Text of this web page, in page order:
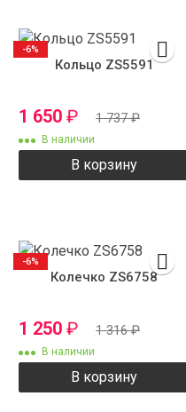
Кольцо ZS5591
1 650 ₽ 1 737₽
В наличии
В корзину
-6%
Колечко ZS6758
1 250 ₽ 1 316₽
В наличии
В корзину
-6%